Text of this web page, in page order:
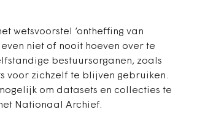
wetsvoorstel ‘ontheffing van
niet of nooit hoeven over te
bestuursorganen, zoals
voor zichzelf te blijven gebruiken.
om datasets en collecties te
Nationaal Archief.